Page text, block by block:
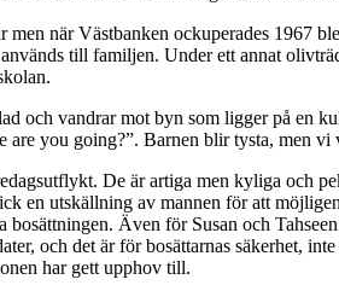
men när Västbanken ockuperades 1967
till familjen. Under ett annat
och vandrar mot byn som ligger på en
are you going?”. Barnen blir tysta, men
De är artiga men kyliga och
en utskällning av mannen för att
bosättningen. Även för Susan och
och det är för bosättarnas säkerhet,
har gett upphov till.